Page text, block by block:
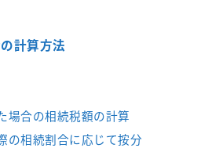
計算方法
場合の相続税額の計算
の相続割合に応じて按分